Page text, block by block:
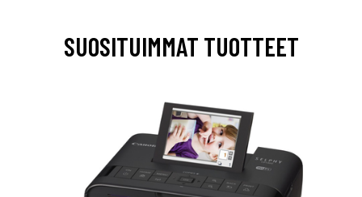
SUOSITUIMMAT TUOTTEET